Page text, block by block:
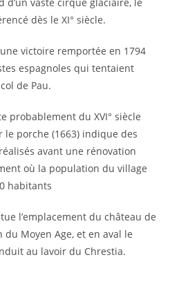
dès le XI° siècle.
victoire remportée en 1794
espagnoles qui tentaient
de Pau.
probablement du XVI° siècle
le porche (1663) indique des
avant une rénovation
où la population du village
habitants
l’emplacement du château de
Moyen Age, et en aval le
au lavoir du Chrestia.